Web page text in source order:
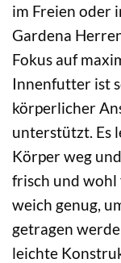
im Freien oder
Gardena
Fokus auf
Innenfutter ist
körperlicher
unterstützt. Es
Körper weg
frisch und wohl
weich genug,
getragen
leichte